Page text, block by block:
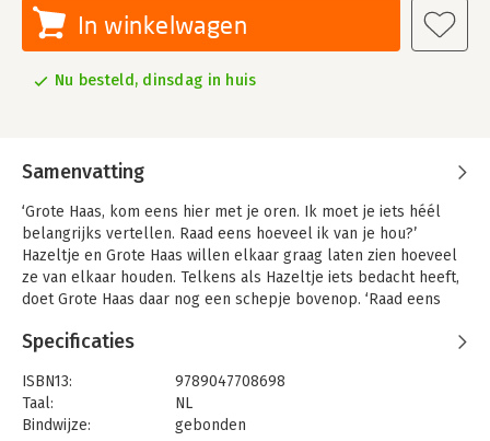
In winkelwagen
Nu besteld, dinsdag in huis
Samenvatting
‘Grote Haas, kom eens hier met je oren. Ik moet je iets héél
belangrijks vertellen. Raad eens hoeveel ik van je hou?’
Hazeltje en Grote Haas willen elkaar graag laten zien hoeveel
ze van elkaar houden. Telkens als Hazeltje iets bedacht heeft,
doet Grote Haas daar nog een schepje bovenop. ‘Raad eens
De manier waarop Hazeltje en Grote Haas proberen uit te
mensen betoverd. Een prachtig uitgevoerd boek voor
iedereen: als geboortecadeautje, Valentijnsgeschenk, voor
kinderen, ouders, grootouders, verliefden, geliefden,
Specificaties
ISBN13:
9789047708698
Taal:
NL
Bindwijze:
gebonden